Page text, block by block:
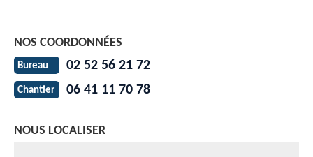
NOS COORDONNÉES
Bureau 02 52 56 21 72
Chantier 06 41 11 70 78
NOUS LOCALISER